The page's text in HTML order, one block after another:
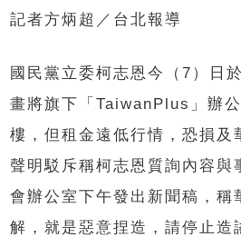
記者方炳超／台北報導
國民黨立委柯志恩今（7）日
畫將旗下「TaiwanPlus」辦
樓，但租金遠低行情，恐損及
聲明駁斥稱柯志恩質詢內容與
會辦公室下午發出新聞稿，稱
解，就是惡意捏造，請停止造